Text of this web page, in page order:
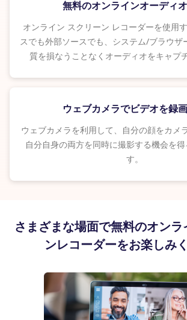
無料のオンラインオーディ
オンライン スクリーン レコーダーを使用
スでも外部ソースでも、システム/ブラウザ
質を損なうことなくオーディオをキャプ
ウェブカメラでビデオを録
ウェブカメラを利用して、自分の顔をカメ
自分自身の両方を同時に撮影する機会を
す。
さまざまな場面で無料のオンラ
ンレコーダーをお楽しみ